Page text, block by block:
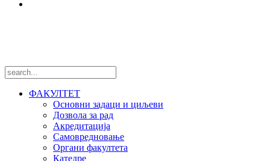
ФАКУЛТЕТ
Основни задаци и циљеви
Дозвола за рад
Акредитација
Самовредновање
Органи факултета
Катедре